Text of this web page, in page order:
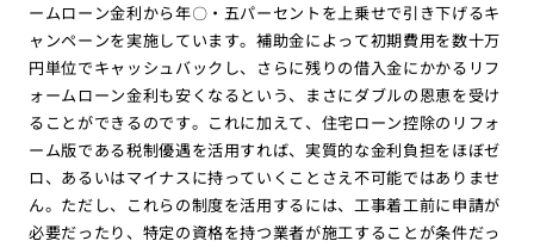
ームローン金利から年〇・五パーセントを上乗せで引き下げるキ
ャンペーンを実施しています。補助金によって初期費用を数十万
円単位でキャッシュバックし、さらに残りの借入金にかかるリフ
ォームローン金利も安くなるという、まさにダブルの恩恵を受け
ることができるのです。これに加えて、住宅ローン控除のリフォ
ーム版である税制優遇を活用すれば、実質的な金利負担をほぼゼ
ロ、あるいはマイナスに持っていくことさえ不可能ではありませ
ん。ただし、これらの制度を活用するには、工事着工前に申請が
必要だったり、特定の資格を持つ業者が施工することが条件だっ